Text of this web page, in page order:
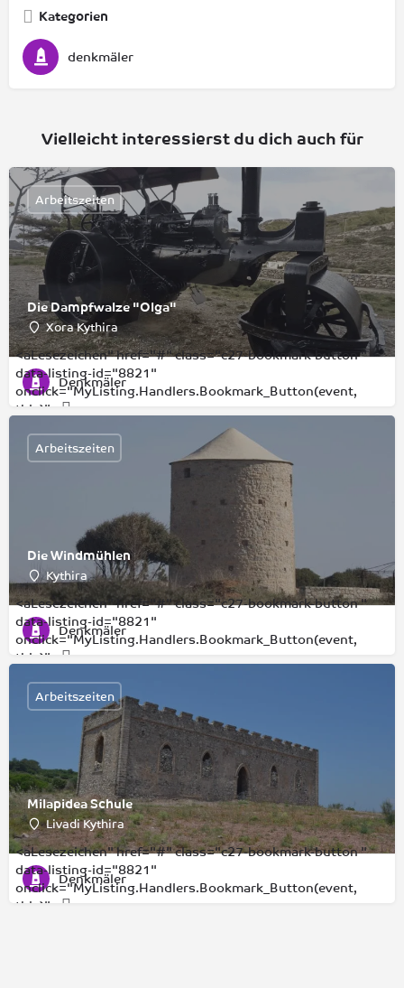
Kategorien
denkmäler
Vielleicht interessierst du dich auch für
Die Dampfwalze "Olga"
Xora Kythira
Arbeitszeiten
Denkmäler
<aLesezeichen" href="#" class="c27-bookmark-button "
data-listing-id="8821"
onclick="MyListing.Handlers.Bookmark_Button(event,
this)">
Die Windmühlen
Kythira
Arbeitszeiten
Denkmäler
<aLesezeichen" href="#" class="c27-bookmark-button "
data-listing-id="8821"
onclick="MyListing.Handlers.Bookmark_Button(event,
this)">
Milapidea Schule
Livadi Kythira
Arbeitszeiten
Denkmäler
<aLesezeichen" href="#" class="c27-bookmark-button "
data-listing-id="8821"
onclick="MyListing.Handlers.Bookmark_Button(event,
this)">